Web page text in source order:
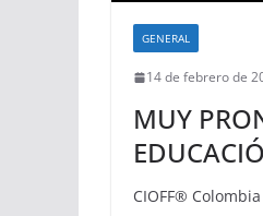
GENERAL
14 de febrero de
MUY
CIOFF®